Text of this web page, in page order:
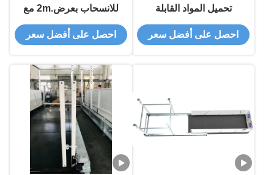
تحميل المواد القابلة
للانسحاب لموقع بناء مرتفع
احصل على أفضل سعر
للانسحاب بعرض.2m مع
اثنين أو أربعة دعامات
احصل على أفضل سعر